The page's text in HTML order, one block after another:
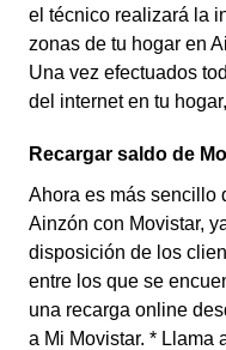
el técnico realizará la
zonas de tu hogar en
Una vez efectuados
del internet en tu
Recargar saldo de
Ahora es más sencillo
Ainzón con Movistar,
disposición de los
entre los que se
una recarga online
a Mi Movistar. * Llama